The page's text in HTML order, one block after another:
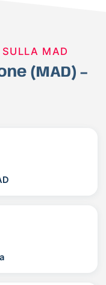
MAD
(MAD) –